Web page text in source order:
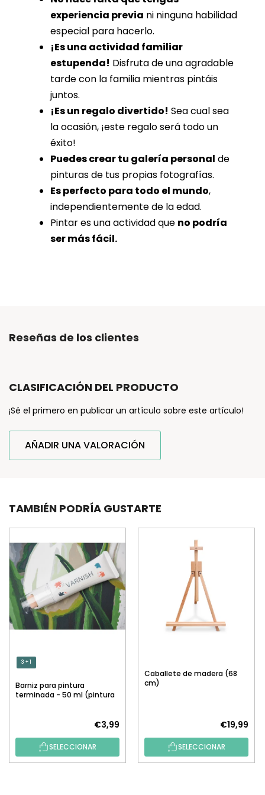
experiencia previa ni ninguna habilidad
especial para hacerlo.
¡Es una actividad familiar
estupenda! Disfruta de una agradable
tarde con la familia mientras pintáis
juntos.
¡Es un regalo divertido! Sea cual sea
la ocasión, ¡este regalo será todo un
éxito!
Puedes crear tu galería personal de
pinturas de tus propias fotografías.
Es perfecto para todo el mundo,
independientemente de la edad.
Pintar es una actividad que no podría
ser más fácil.
Reseñas de los clientes
CLASIFICACIÓN DEL PRODUCTO
¡Sé el primero en publicar un artículo sobre este artículo!
AÑADIR UNA VALORACIÓN
TAMBIÉN PODRÍA GUSTARTE
3 + 1
Barniz para pintura
terminada - 50 ml (pintura
€3,99
SELECCIONAR
Caballete de madera (68
cm)
€19,99
SELECCIONAR